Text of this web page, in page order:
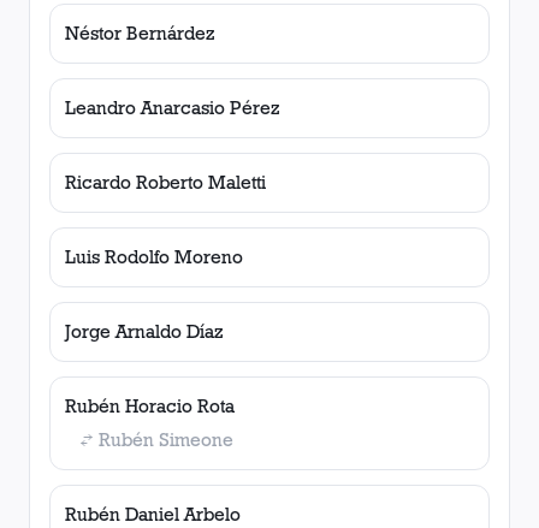
Néstor Bernárdez
Leandro Anarcasio Pérez
Ricardo Roberto Maletti
Luis Rodolfo Moreno
Jorge Arnaldo Díaz
Rubén Horacio Rota
Rubén Simeone
Rubén Daniel Arbelo